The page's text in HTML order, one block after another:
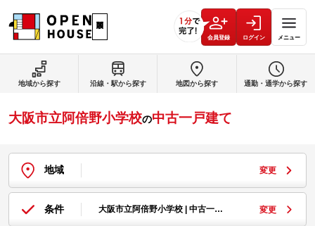
会員登録 ログイン メニュー
大阪市立阿倍野小学校の中古一戸建て
地域 変更
条件 大阪市立阿倍野小学校 | 中古一… 変更
地域から探す 沿線・駅から探す 地図から探す 通勤・通学から探す